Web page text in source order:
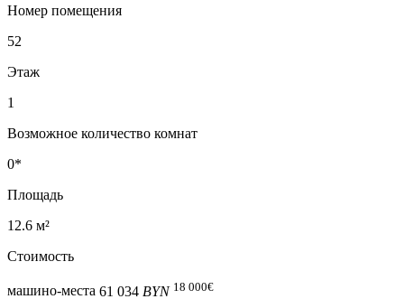
Номер помещения
52
Этаж
1
Возможное количество комнат
0*
Площадь
12.6 м²
Стоимость
машино-места 61 034 BYN 18 000€